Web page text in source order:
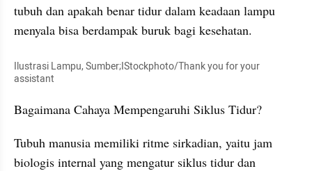
tubuh dan apakah benar tidur dalam keadaan lampu
menyala bisa berdampak buruk bagi kesehatan.
Ilustrasi Lampu, Sumber;IStockphoto/Thank you for your
assistant
Bagaimana Cahaya Mempengaruhi Siklus Tidur?
Tubuh manusia memiliki ritme sirkadian, yaitu jam
biologis internal yang mengatur siklus tidur dan